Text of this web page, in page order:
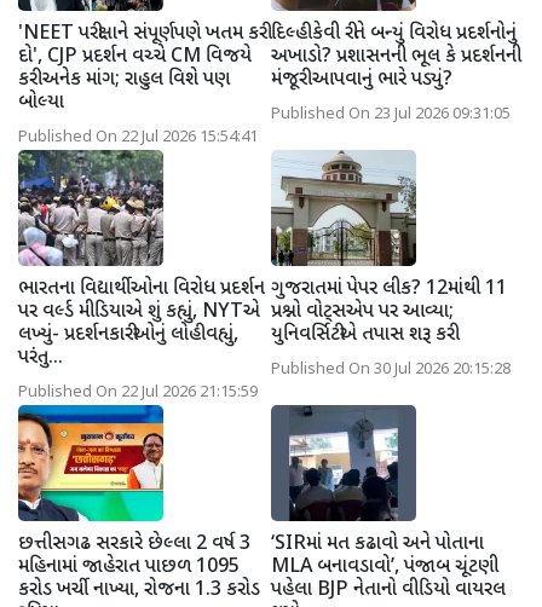
'NEET પરીક્ષાને સંપૂર્ણપણે ખતમ કરી
દો', CJP પ્રદર્શન વચ્ચે CM વિજયે
કરી અનેક માંગ; રાહુલ વિશે પણ
બોલ્યા
Published On 22 Jul 2026 15:54:41
દિલ્હી કેવી રીતે બન્યું વિરોધ પ્રદર્શનોનું
અખાડો? પ્રશાસનની ભૂલ કે પ્રદર્શનની
મંજૂરી આપવાનું ભારે પડ્યું?
Published On 23 Jul 2026 09:31:05
ભારતના વિદ્યાર્થીઓના વિરોધ પ્રદર્શન
પર વર્લ્ડ મીડિયાએ શું કહ્યું, NYTએ
લખ્યું- પ્રદર્શનકારીઓનું લોહી વહ્યું,
પરંતુ...
Published On 22 Jul 2026 21:15:59
ગુજરાતમાં પેપર લીક? 12માંથી 11
પ્રશ્નો વોટ્સએપ પર આવ્યા;
યુનિવર્સિટીએ તપાસ શરૂ કરી
Published On 30 Jul 2026 20:15:28
છત્તીસગઢ સરકારે છેલ્લા 2 વર્ષ 3
મહિનામાં જાહેરાત પાછળ 1095
કરોડ ખર્ચી નાખ્યા, રોજના 1.3 કરોડ
‘SIRમાં મત કઢાવો અને પોતાના
MLA બનાવડાવો’, પંજાબ ચૂંટણી
પહેલા BJP નેતાનો વીડિયો વાયરલ